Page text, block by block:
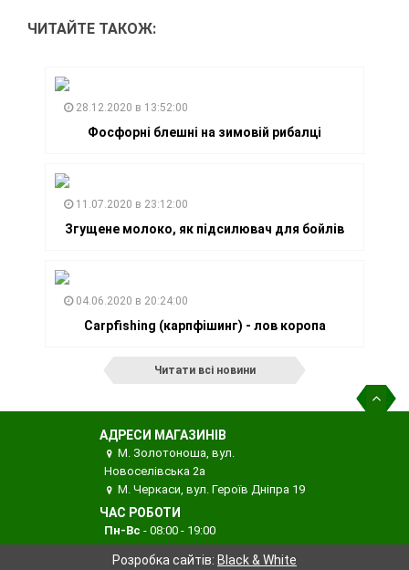
ЧИТАЙТЕ ТАКОЖ:
28.12.2020 в 13:52:00
Фосфорні блешні на зимовій рибалці
11.07.2020 в 23:12:00
Згущене молоко, як підсилювач для бойлів
04.06.2020 в 20:24:00
Carpfishing (карпфішинг) - лов коропа
Читати всі новини
АДРЕСИ МАГАЗИНІВ
М. Золотоноша, вул.
Новоселівська 2а
М. Черкаси, вул. Героїв Дніпра 19
ЧАС РОБОТИ
Пн-Вс - 08:00 - 19:00
Розробка сайтів: Black & White